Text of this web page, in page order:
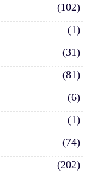
(102)
(1)
(31)
(81)
(6)
(1)
(74)
(202)